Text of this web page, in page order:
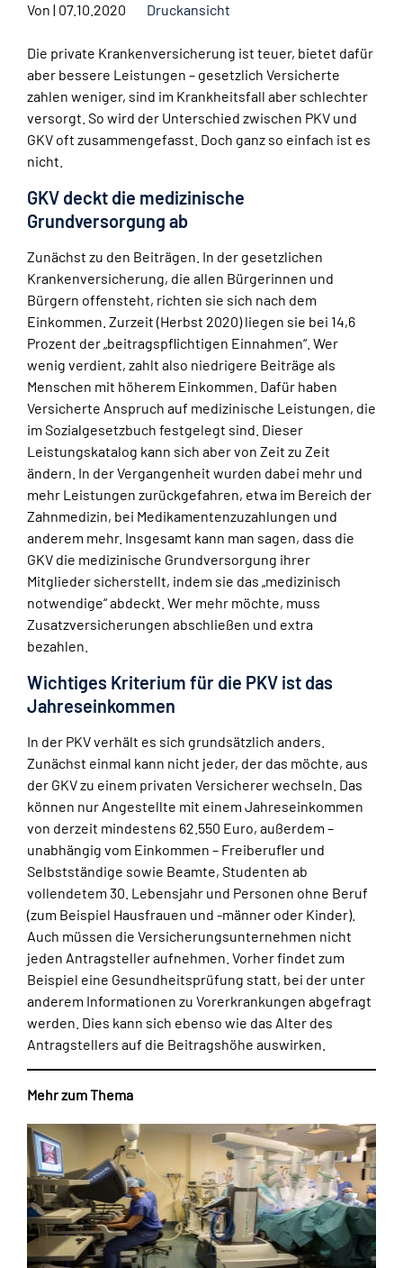
Von | 07.10.2020 Druckansicht
Die private Krankenversicherung ist teuer, bietet dafür
aber bessere Leistungen – gesetzlich Versicherte
zahlen weniger, sind im Krankheitsfall aber schlechter
versorgt. So wird der Unterschied zwischen PKV und
GKV oft zusammengefasst. Doch ganz so einfach ist es
nicht.
GKV deckt die medizinische
Grundversorgung ab
Zunächst zu den Beiträgen. In der gesetzlichen
Krankenversicherung, die allen Bürgerinnen und
Bürgern offensteht, richten sie sich nach dem
Einkommen. Zurzeit (Herbst 2020) liegen sie bei 14,6
Prozent der „beitragspflichtigen Einnahmen“. Wer
wenig verdient, zahlt also niedrigere Beiträge als
Menschen mit höherem Einkommen. Dafür haben
Versicherte Anspruch auf medizinische Leistungen, die
im Sozialgesetzbuch festgelegt sind. Dieser
Leistungskatalog kann sich aber von Zeit zu Zeit
ändern. In der Vergangenheit wurden dabei mehr und
mehr Leistungen zurückgefahren, etwa im Bereich der
Zahnmedizin, bei Medikamentenzuzahlungen und
anderem mehr. Insgesamt kann man sagen, dass die
GKV die medizinische Grundversorgung ihrer
Mitglieder sicherstellt, indem sie das „medizinisch
notwendige“ abdeckt. Wer mehr möchte, muss
Zusatzversicherungen abschließen und extra
bezahlen.
Wichtiges Kriterium für die PKV ist das
Jahreseinkommen
In der PKV verhält es sich grundsätzlich anders.
Zunächst einmal kann nicht jeder, der das möchte, aus
der GKV zu einem privaten Versicherer wechseln. Das
können nur Angestellte mit einem Jahreseinkommen
von derzeit mindestens 62.550 Euro, außerdem –
unabhängig vom Einkommen – Freiberufler und
Selbstständige sowie Beamte, Studenten ab
vollendetem 30. Lebensjahr und Personen ohne Beruf
(zum Beispiel Hausfrauen und -männer oder Kinder).
Auch müssen die Versicherungsunternehmen nicht
jeden Antragsteller aufnehmen. Vorher findet zum
Beispiel eine Gesundheitsprüfung statt, bei der unter
anderem Informationen zu Vorerkrankungen abgefragt
werden. Dies kann sich ebenso wie das Alter des
Antragstellers auf die Beitragshöhe auswirken.
Mehr zum Thema